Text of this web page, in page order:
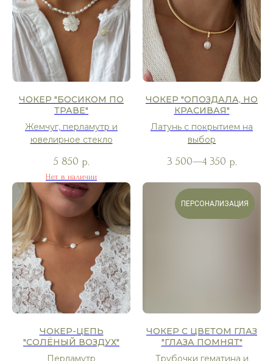
ЧОКЕР "БОСИКОМ ПО
ТРАВЕ"
Жемчуг, перламутр и
ювелирное стекло
5 850 р.
Нет в наличии
ЧОКЕР "ОПОЗДАЛА, НО
КРАСИВАЯ"
Латунь с покрытием на
выбор
3 500—4 350 р.
ЧОКЕР-ЦЕПЬ
"СОЛЁНЫЙ ВОЗДУХ"
Перламутр
ПЕРСОНАЛИЗАЦИЯ
ЧОКЕР С ЦВЕТОМ ГЛАЗ
"ГЛАЗА ПОМНЯТ"
Трубочки гематина и